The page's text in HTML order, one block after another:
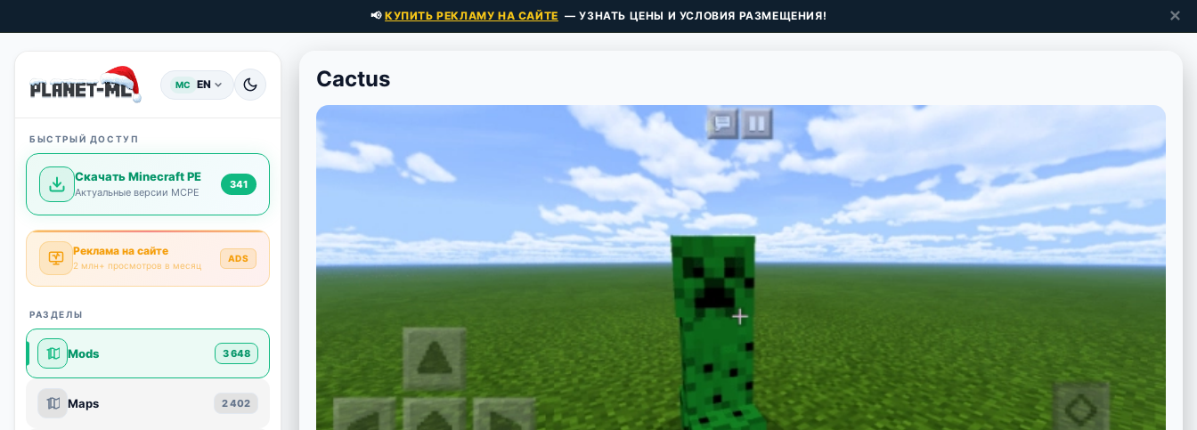
📢КУПИТЬ РЕКЛАМУ НА САЙТЕ — УЗНАТЬ ЦЕНЫ И УСЛОВИЯ РАЗМЕЩЕНИЯ! ✕
MC EN
БЫСТРЫЙ ДОСТУП
Скачать Minecraft PE
Актуальные версии MCPE
341
Реклама на сайте
2 млн+ просмотров в месяц
ADS
РАЗДЕЛЫ
Mods 3 648
Maps 2 402
Cactus